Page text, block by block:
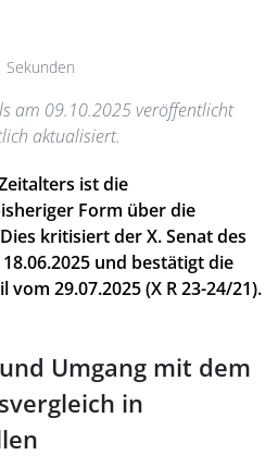
Sekunden
am 09.10.2025 veröffentlicht
aktualisiert.
ist die
Form über die
kritisiert der X. Senat des
und bestätigt die
29.07.2025 (X R 23-24/21).
Umgang mit dem
in